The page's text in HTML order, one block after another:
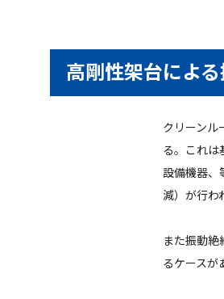
高剛性架台によ
クリーンル
る。これは
設備機器、
減）が行わ
また振動
るケースが